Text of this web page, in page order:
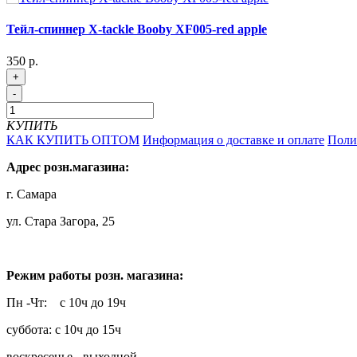
Тейл-спиннер X-tackle Booby XF005-red apple
350 р.
+
-
КУПИТЬ
КАК КУПИТЬ ОПТОМ Информация о доставке и оплате
Адрес розн.магазина:
г. Самара
ул. Стара Загора, 25
Режим работы розн. магазина:
Пн -Чт: с 10ч до 19ч
суббота: с 10ч до 15ч